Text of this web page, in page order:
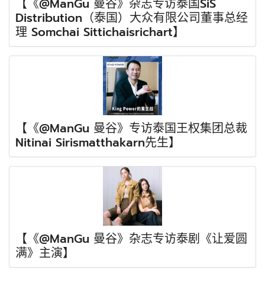
Distribution（泰国）大众有限公司董事总经
理 Somchai Sittichaisrichart】
【《@ManGu 曼谷》专访泰国王权集团总裁
Nitinai Sirismatthakarn先生】
【《@ManGu 曼谷》杂志专访泰剧《让爱圆
满》主演】